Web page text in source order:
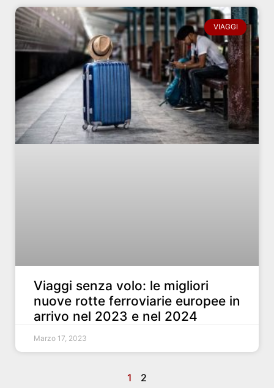
VIAGGI
Viaggi senza volo: le migliori
nuove rotte ferroviarie europee in
arrivo nel 2023 e nel 2024
Marzo 17, 2023
1 2